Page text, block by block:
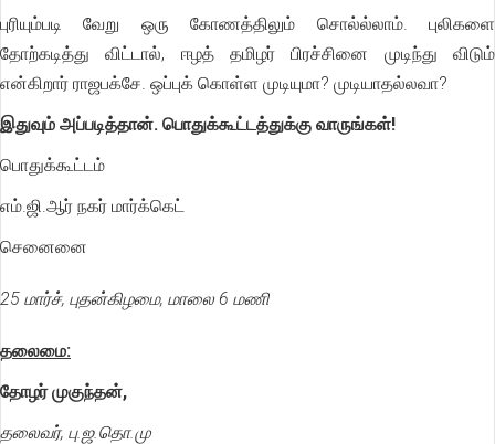
புரியும்படி வேறு ஒரு கோணத்திலும் சொல்ல்லாம். புலிகளை
தோற்கடித்து விட்டால், ஈழத் தமிழர் பிரச்சினை முடிந்து விடும்
என்கிறார் ராஜபக்சே. ஒப்புக் கொள்ள முடியுமா? முடியாதல்லவா?
இதுவும் அப்படித்தான். பொதுக்கூட்டத்துக்கு வாருங்கள்!
பொதுக்கூட்டம்
எம்.ஜி.ஆர் நகர் மார்க்கெட்
செனைனை
25 மார்ச், புதன்கிழமை, மாலை 6 மணி
தலைமை:
தோழர் முகுந்தன்,
தலைவர், பு.ஜ.தொ.மு